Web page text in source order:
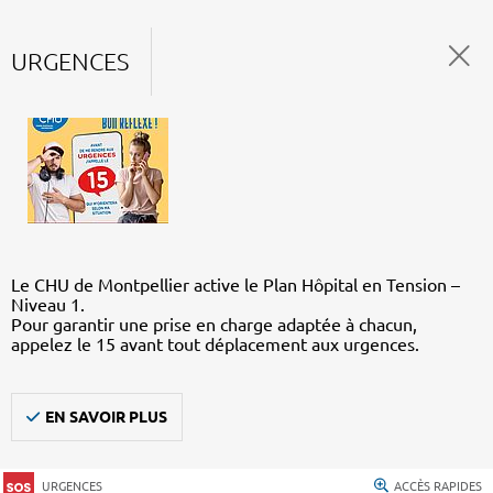
URGENCES
Le CHU de Montpellier active le Plan Hôpital en Tension –
Niveau 1.
Pour garantir une prise en charge adaptée à chacun,
appelez le 15 avant tout déplacement aux urgences.
EN SAVOIR PLUS
URGENCES ACCÈS RAPIDES